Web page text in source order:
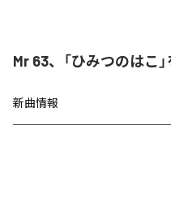
Mr 63、「ひみつのはこ
新曲情報